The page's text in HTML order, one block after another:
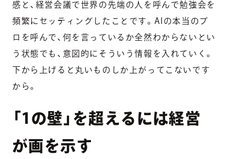
感と、経営会議で世界の先端の人を呼んで勉強会を
頻繁にセッティングしたことです。AIの本当のプ
ロを呼んで、何を言っているか全然わからないとい
う状態でも、意図的にそういう情報を入れていく。
下から上げると丸いものしか上がってこないです
から。
「1の壁」を超えるには経営
が画を示す